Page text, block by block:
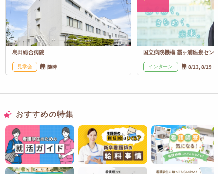
島田総合病院
見学会 随時
国立病院機構 霞ヶ浦医療セン
インターン 8/13, 8/19
おすすめの特集